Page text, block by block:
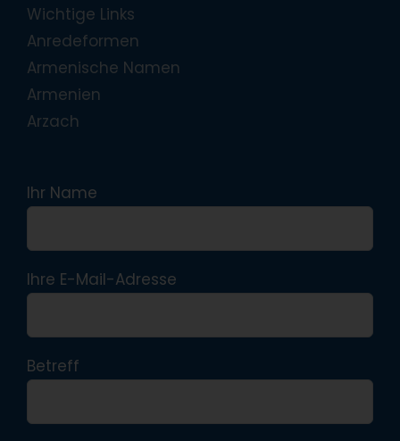
Wichtige Links
Anredeformen
Armenische Namen
Armenien
Arzach
Ihr Name
Ihre E-Mail-Adresse
Betreff